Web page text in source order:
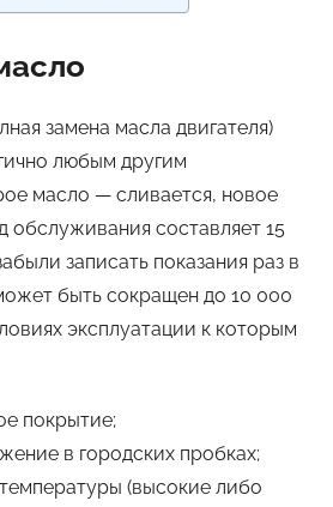
замена масла двигателя)
любым другим
масло — сливается, новое
обслуживания составляет 15
записать показания раз в
быть сокращен до 10 000
эксплуатации к которым
покрытие;
в городских пробках;
(высокие либо